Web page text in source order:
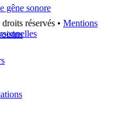
gêne sonore
réservés • Mentions